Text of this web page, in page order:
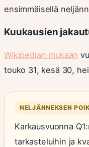
ensimmäisellä
Kuukausien
Wikipedian mukaan
touko 31, kesä 30,
NELJÄNNEKSEN
Karkausvuonna
tarkasteluihin ja